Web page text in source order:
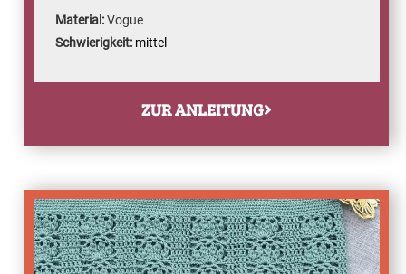
Material:Vogue
Schwierigkeit: mittel
ZUR ANLEITUNG